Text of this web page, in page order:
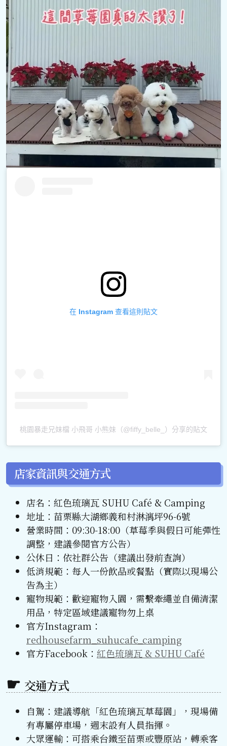
在 Instagram 查看這則貼文
桃園暴走兄妹檔 小飛哥 小熊妹（@fiffy_belle_）分享的貼文
店家資訊與交通方式
店名：紅色琉璃瓦 SUHU Café & Camping
地址：苗栗縣大湖鄉義和村淋漓坪96-6號
營業時間：09:30-18:00（草莓季與假日可能彈性
調整，建議參閱官方公告）
公休日：依社群公告（建議出發前查詢）
低消規範：每人一份飲品或餐點（實際以現場公
告為主）
寵物規範：歡迎寵物入園，需繫牽繩並自備清潔
用品，特定區域建議寵物勿上桌
官方Instagram：
redhousefarm_suhucafe_camping
官方Facebook： 紅色琉璃瓦 & SUHU Café
交通方式
自駕：建議導航「紅色琉璃瓦草莓園」，現場備
有專屬停車場，週末設有人員指揮。
大眾運輸：可搭乘台鐵至苗栗或豐原站，轉乘客